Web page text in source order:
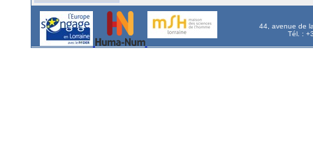
44, avenue de
Tél. :